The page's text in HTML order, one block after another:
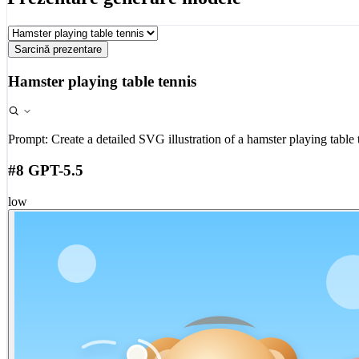
Sarcină prezentare
Hamster playing table tennis
Prompt: Create a detailed SVG illustration of a hamster playing table
#8 GPT-5.5
low